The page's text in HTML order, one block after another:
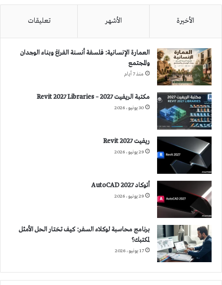
الأخيرة الأشهر تعليقات
العمارة الإنسانية: فلسفة أنسنة الفراغ وبناء الوجدان
والمجتمع
منذ 7 أيام
مكتبة الريفيت 2027 – Revit 2027 Libraries
30 يونيو، 2026
ريفيت 2027 Revit
29 يونيو، 2026
أتوكاد 2027 AutoCAD
29 يونيو، 2026
برنامج محاسبة لوكلاء السفر: كيف تختار الحل الأمثل
لمكتبك؟
17 يونيو، 2026